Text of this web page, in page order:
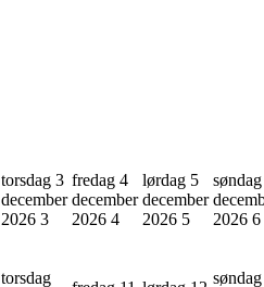
torsdag 3
december
2026 3
fredag 4
december
2026 4
lørdag 5
december
2026 5
2026 6
torsdag søndag